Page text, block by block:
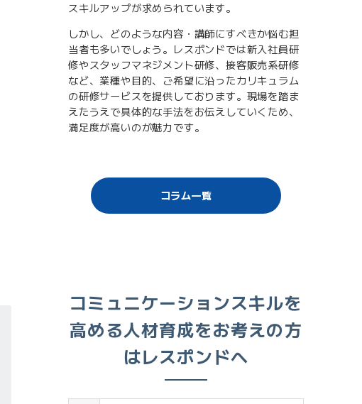
スキルアップが求められています。
しかし、どのような内容・講師にすべきか悩む担
当者も多いでしょう。レスポンドでは新入社員研
修やスタッフマネジメント研修、接客販売系研修
など、業種や目的、ご希望に沿ったカリキュラム
の研修サービスを提供しております。現場を踏ま
えたうえで具体的な手法をお伝えしていくため、
満足度が高いのが魅力です。
コラム一覧
コミュニケーションスキルを
高める人材育成をお考えの方
はレスポンドへ